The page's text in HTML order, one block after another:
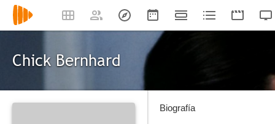
Chick Bernhard
Biografía